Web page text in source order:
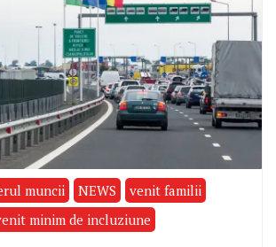
muncii NEWS
venit familii
minim de incluziune